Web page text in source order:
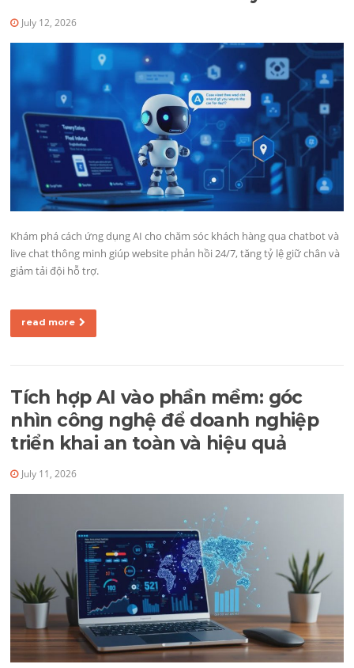
July 12, 2026
Khám phá cách ứng dụng AI cho chăm sóc khách hàng qua chatbot và
live chat thông minh giúp website phản hồi 24/7, tăng tỷ lệ giữ chân và
giảm tải đội hỗ trợ.
read more
Tích hợp AI vào phần mềm: góc
nhìn công nghệ để doanh nghiệp
triển khai an toàn và hiệu quả
July 11, 2026